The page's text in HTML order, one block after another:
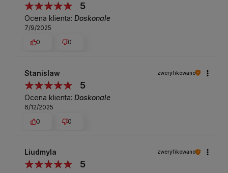
5
Ocena klienta: Doskonale
7/9/2025
0
0
Stanislaw zweryfikowano
5
Ocena klienta: Doskonale
6/12/2025
0
0
Liudmyla zweryfikowano
5